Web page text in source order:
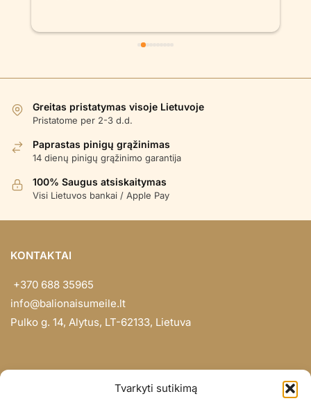
Tvarkyti sutikimą
Greitas pristatymas visoje Lietuvoje
Pristatome per 2-3 d.d.
Paprastas pinigų grąžinimas
14 dienų pinigų grąžinimo garantija
100% Saugus atsiskaitymas
Visi Lietuvos bankai / Apple Pay
KONTAKTAI
+370 688 35965
info@balionaisumeile.lt
Pulko g. 14, Alytus, LT-62133, Lietuva